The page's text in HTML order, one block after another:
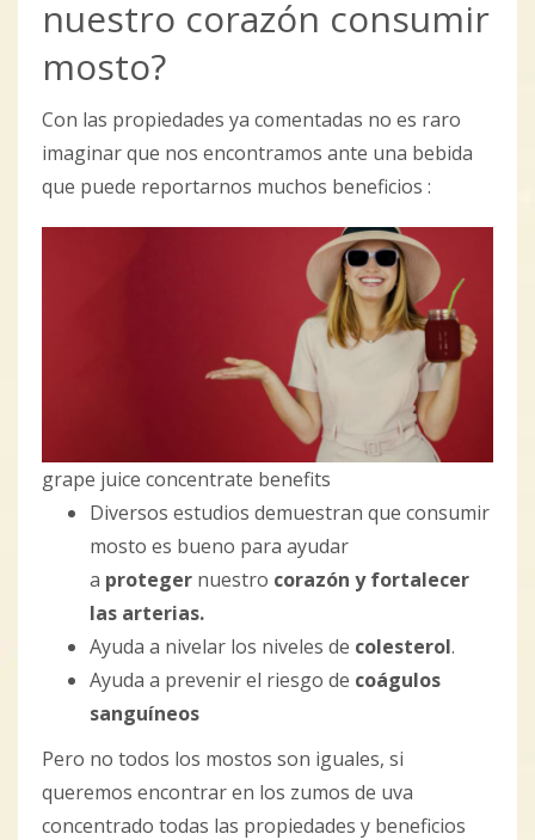
nuestro corazón consumir
mosto?
Con las propiedades ya comentadas no es raro
imaginar que nos encontramos ante una bebida
que puede reportarnos muchos beneficios :
grape juice concentrate benefits
Diversos estudios demuestran que consumir
mosto es bueno para ayudar
a proteger nuestro corazón y fortalecer
las arterias.
Ayuda a nivelar los niveles de colesterol.
Ayuda a prevenir el riesgo de coágulos
sanguíneos
Pero no todos los mostos son iguales, si
queremos encontrar en los zumos de uva
concentrado todas las propiedades y beneficios